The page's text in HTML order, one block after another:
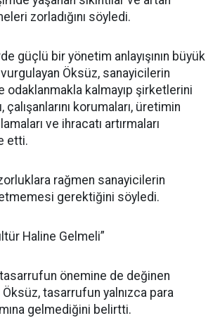
zorladığını söyledi.
güçlü bir yönetim anlayışının büyük
vurgulayan Öksüz, sanayicilerin
odaklanmakla kalmayıp şirketlerini
çalışanlarını korumaları, üretimin
ve ihracatı artırmaları
etti.
rağmen sanayicilerin
gerektiğini söyledi.
Haline Gelmeli”
önemine de değinen
tasarrufun yalnızca para
gelmediğini belirtti.